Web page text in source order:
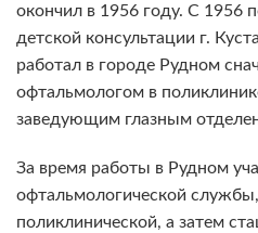
окончил в 1956 году. С 1956
детской консультации г.
работал в городе Рудном
офтальмологом в
заведующим глазным
За время работы в Рудном
офтальмологической
поликлинической, а затем